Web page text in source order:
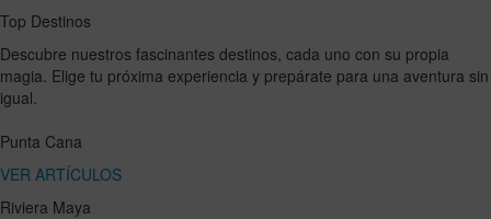
Top Destinos
Descubre nuestros fascinantes destinos, cada uno con su propia
magia. Elige tu próxima experiencia y prepárate para una aventura sin
igual.
Punta Cana
VER ARTÍCULOS
Riviera Maya